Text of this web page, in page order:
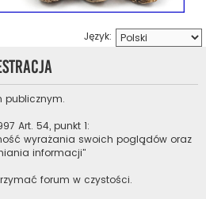
Język:
publicznym.
Art. 54, punkt 1:
wyrażania swoich poglądów oraz
informacji"
forum w czystości.